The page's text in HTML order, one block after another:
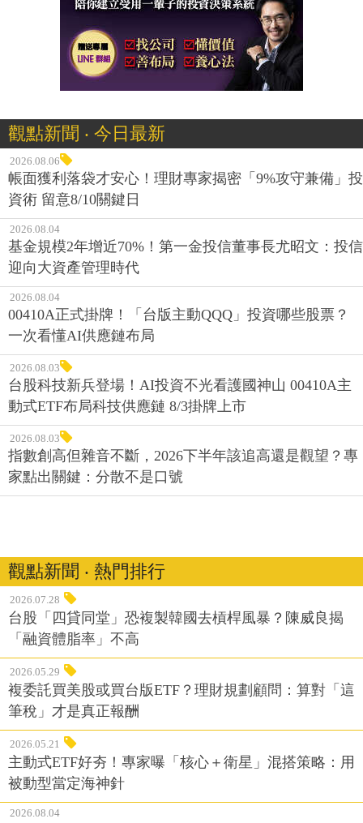
觀點新聞 ‧ 今日最新
2026.08.06
帳面獲利落袋才安心！理財專家揭密「9%攻守兼備」投
資術 留意8/10關鍵日
2026.08.04
基金規模2年增近70%！第一金投信董事長尤昭文：投信
迎向大資產管理時代
2026.08.04
00410A正式掛牌！「台版主動QQQ」投資哪些股票？
一次看懂AI供應鏈布局
2026.08.03
台股科技新兵登場！AI投資不光看護國神山 00410A主
動式ETF布局科技供應鏈 8/3掛牌上市
2026.08.03
指數創高但雜音不斷，2026下半年該追高還是觀望？專
家點出關鍵：分散不是口號
觀點新聞 ‧ 熱門排行
2026.07.28
台股「四貸同堂」恐複製韓國去槓桿風暴？陳威良揭
「融資體脂率」不高
2026.05.29
複委託買美股或買台版ETF？理財規劃顧問：算對「這
筆稅」才是真正報酬
2026.05.21
主動式ETF好夯！專家曝「核心＋衛星」混搭策略：用
被動型當定海神針
2026.08.04